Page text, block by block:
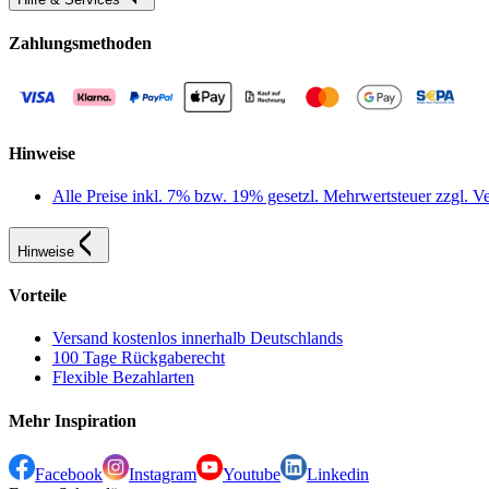
Zahlungsmethoden
Hinweise
Alle Preise inkl. 7% bzw. 19% gesetzl. Mehrwertsteuer zzgl.
Hinweise
Vorteile
Versand kostenlos innerhalb Deutschlands
100 Tage Rückgaberecht
Flexible Bezahlarten
Mehr Inspiration
Facebook Instagram Youtube
Linkedin